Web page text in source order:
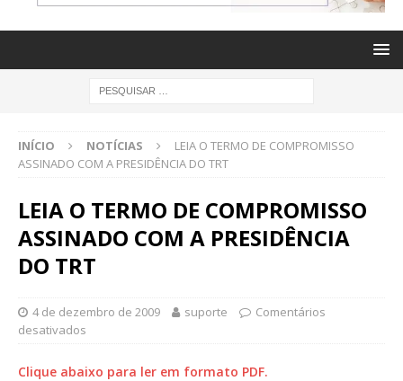
INÍCIO NOTÍCIAS
LEIA O TERMO DE COMPROMISSO
ASSINADO COM A PRESIDÊNCIA DO TRT
LEIA O TERMO DE COMPROMISSO
ASSINADO COM A PRESIDÊNCIA
DO TRT
4 de dezembro de 2009 suporte
Comentários
desativados
Clique abaixo para ler em formato PDF.